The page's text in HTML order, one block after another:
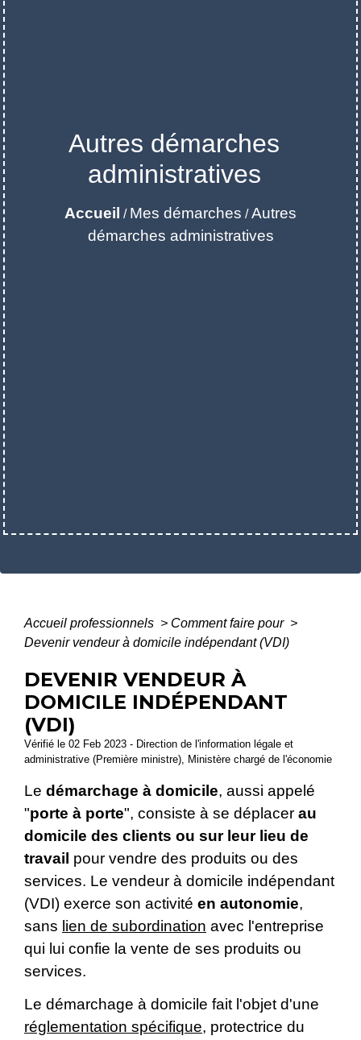
Autres démarches
administratives
Accueil / Mes démarches /Autres
démarches administratives
Accueil professionnels > Comment faire pour >
Devenir vendeur à domicile indépendant (VDI)
DEVENIR VENDEUR À
DOMICILE INDÉPENDANT
(VDI)
Vérifié le 02 Feb 2023 - Direction de l'information légale et
administrative (Première ministre), Ministère chargé de l'économie
Le démarchage à domicile, aussi appelé
"porte à porte", consiste à se déplacer au
domicile des clients ou sur leur lieu de
travail pour vendre des produits ou des
services. Le vendeur à domicile indépendant
(VDI) exerce son activité en autonomie,
sans lien de subordination avec l'entreprise
qui lui confie la vente de ses produits ou
services.
Le démarchage à domicile fait l'objet d'une
réglementation spécifique, protectrice du